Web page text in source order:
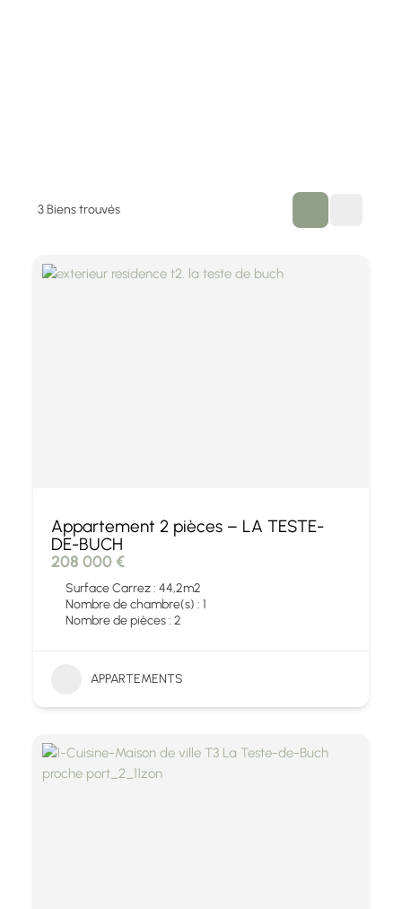
3Biens trouvés
Appartement 2 pièces – LA TESTE-
DE-BUCH
208 000 €
Surface Carrez : 44,2m2
Nombre de chambre(s) : 1
Nombre de pièces : 2
APPARTEMENTS